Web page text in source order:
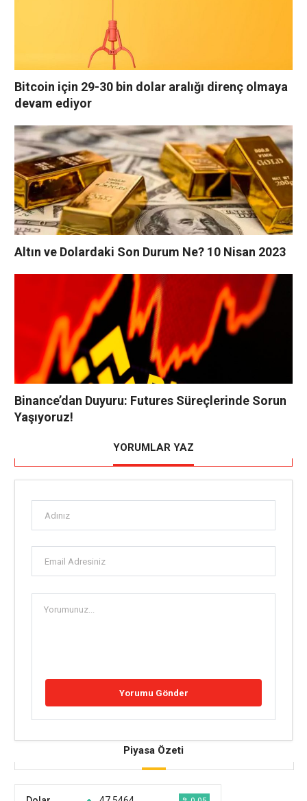
Bitcoin için 29-30 bin dolar aralığı direnç olmaya
devam ediyor
Altın ve Dolardaki Son Durum Ne? 10 Nisan 2023
Binance’dan Duyuru: Futures Süreçlerinde Sorun
Yaşıyoruz!
YORUMLAR YAZ
Piyasa Özeti